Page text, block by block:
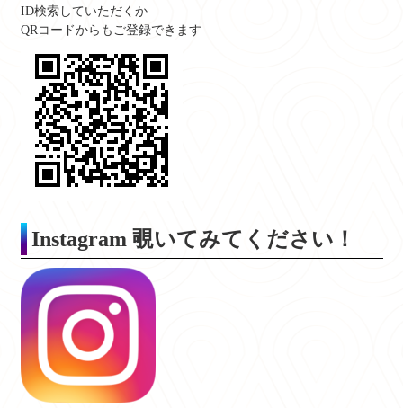
ID検索していただくか
QRコードからもご登録できます
Instagram 覗いてみてください！